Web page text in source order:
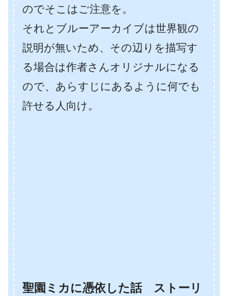
のでそこはご注意を。
それとブルーアーカイブは世界観の
説明が無いため、その辺りを描写す
る場合は作者さんオリジナルになる
ので、あらすじにあるように何でも
許せる人向け。
聖園ミカに憑依した話 ストーリ